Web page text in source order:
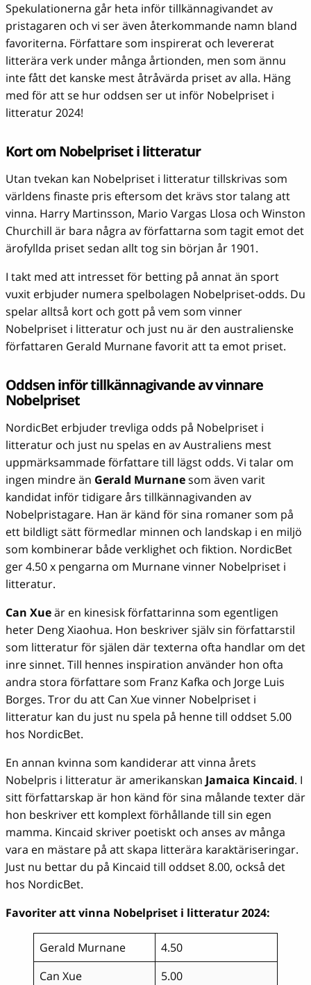
Spekulationerna går heta inför tillkännagivandet av
pristagaren och vi ser även återkommande namn bland
favoriterna. Författare som inspirerat och levererat
litterära verk under många årtionden, men som ännu
inte fått det kanske mest åtråvärda priset av alla. Häng
med för att se hur oddsen ser ut inför Nobelpriset i
litteratur 2024!
Kort om Nobelpriset i litteratur
Utan tvekan kan Nobelpriset i litteratur tillskrivas som
världens finaste pris eftersom det krävs stor talang att
vinna. Harry Martinsson, Mario Vargas Llosa och Winston
Churchill är bara några av författarna som tagit emot det
ärofyllda priset sedan allt tog sin början år 1901.
I takt med att intresset för betting på annat än sport
vuxit erbjuder numera spelbolagen Nobelpriset-odds. Du
spelar alltså kort och gott på vem som vinner
Nobelpriset i litteratur och just nu är den australienske
författaren Gerald Murnane favorit att ta emot priset.
Oddsen inför tillkännagivande av vinnare
Nobelpriset
NordicBet erbjuder trevliga odds på Nobelpriset i
litteratur och just nu spelas en av Australiens mest
uppmärksammade författare till lägst odds. Vi talar om
ingen mindre än Gerald Murnanesom även varit
kandidat inför tidigare års tillkännagivanden av
Nobelpristagare. Han är känd för sina romaner som på
ett bildligt sätt förmedlar minnen och landskap i en miljö
som kombinerar både verklighet och fiktion. NordicBet
ger 4.50 x pengarna om Murnane vinner Nobelpriset i
litteratur.
Can Xueär en kinesisk författarinna som egentligen
heter Deng Xiaohua. Hon beskriver själv sin författarstil
som litteratur för själen där texterna ofta handlar om det
inre sinnet. Till hennes inspiration använder hon ofta
andra stora författare som Franz Kafka och Jorge Luis
Borges. Tror du att Can Xue vinner Nobelpriset i
litteratur kan du just nu spela på henne till oddset 5.00
hos NordicBet.
En annan kvinna som kandiderar att vinna årets
Nobelpris i litteratur är amerikanskan Jamaica Kincaid. I
sitt författarskap är hon känd för sina målande texter där
hon beskriver ett komplext förhållande till sin egen
mamma. Kincaid skriver poetiskt och anses av många
vara en mästare på att skapa litterära karaktäriseringar.
Just nu bettar du på Kincaid till oddset 8.00, också det
hos NordicBet.
Favoriter att vinna Nobelpriset i litteratur 2024:
Gerald Murnane
4.50
Can Xue
5.00